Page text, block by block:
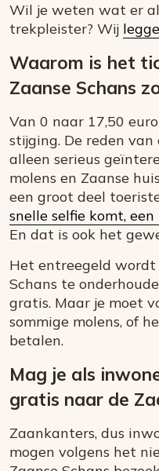
Wil je weten wat er
trekpleister? Wij
Waarom is het
Zaanse Schans
Van 0 naar 17,50
stijging. De reden
alleen serieus
molens en Zaanse
een groot deel
snelle selfie komt,
En dat is ook het
Het entreegeld
Schans te
gratis. Maar je moet
sommige molens, of
betalen.
Mag je als
gratis naar de
Zaankanters, dus
mogen volgens het